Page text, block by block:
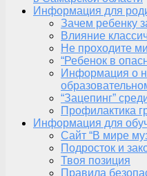
Информация для
Зачем ребенку
Влияние
Не проходите
“Ребенок в
Информация о
“Зацепинг”
Профилактика
Информация для
Сайт “В мире
Подросток и
Твоя позиция
Правила